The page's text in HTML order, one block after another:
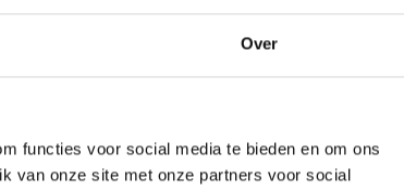
Over
functies voor social media te bieden en om ons
van onze site met onze partners voor social
verhaal kort
Wacht niet met reageren.
Waarschuwing